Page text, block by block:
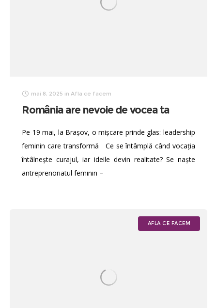
mai 8, 2025 in Afla ce facem
România are nevoie de vocea ta
Pe 19 mai, la Brașov, o mișcare prinde glas: leadership
feminin care transformă Ce se întâmplă când vocația
întâlnește curajul, iar ideile devin realitate? Se naște
antreprenoriatul feminin –
AFLA CE FACEM